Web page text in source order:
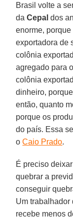
Brasil volte a
daCepal dos
enorme,
exportadora de
colônia
agregado para
colônia
dinheiro,
então, quanto
porque os
do país. Essa
oCaio Prado.
É preciso
quebrar a
conseguir
Um trabalhador
recebe menos